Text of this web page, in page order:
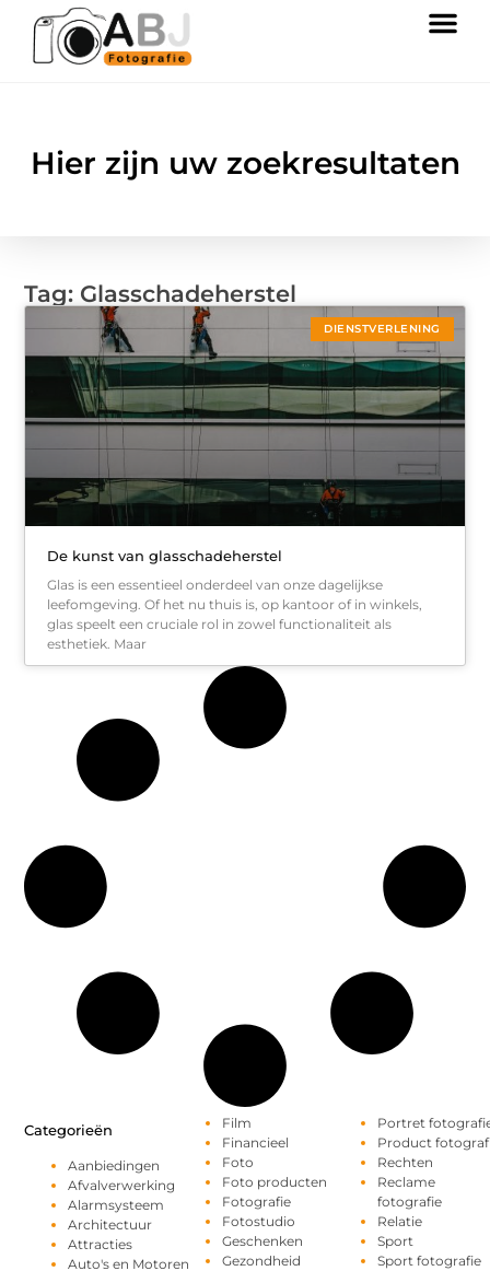
Hier zijn uw zoekresultaten
Tag: Glasschadeherstel
DIENSTVERLENING
De kunst van glasschadeherstel
Glas is een essentieel onderdeel van onze dagelijkse
leefomgeving. Of het nu thuis is, op kantoor of in winkels,
glas speelt een cruciale rol in zowel functionaliteit als
esthetiek. Maar
Categorieën
Aanbiedingen
Afvalverwerking
Alarmsysteem
Architectuur
Attracties
Auto's en Motoren
Film
Financieel
Foto
Foto producten
Fotografie
Fotostudio
Geschenken
Gezondheid
Portret
Product
Rechten
Reclame
fotografie
Relatie
Sport
Sport fotografie